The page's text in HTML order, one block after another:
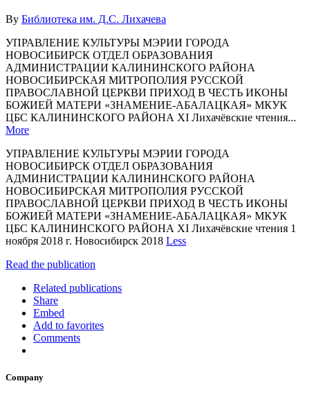
By Библиотека им. Д.С. Лихачева
УПРАВЛЕНИЕ КУЛЬТУРЫ МЭРИИ ГОРОДА
НОВОСИБИРСК ОТДЕЛ ОБРАЗОВАНИЯ
АДМИНИСТРАЦИИ КАЛИНИНСКОГО РАЙОНА
НОВОСИБИРСКАЯ МИТРОПОЛИЯ РУССКОЙ
ПРАВОСЛАВНОЙ ЦЕРКВИ ПРИХОД В ЧЕСТЬ ИКОНЫ
БОЖИЕЙ МАТЕРИ «ЗНАМЕНИЕ-АБАЛАЦКАЯ» МКУК
ЦБС КАЛИНИНСКОГО РАЙОНА XI Лихачёвские чтения...
More
УПРАВЛЕНИЕ КУЛЬТУРЫ МЭРИИ ГОРОДА
НОВОСИБИРСК ОТДЕЛ ОБРАЗОВАНИЯ
АДМИНИСТРАЦИИ КАЛИНИНСКОГО РАЙОНА
НОВОСИБИРСКАЯ МИТРОПОЛИЯ РУССКОЙ
ПРАВОСЛАВНОЙ ЦЕРКВИ ПРИХОД В ЧЕСТЬ ИКОНЫ
БОЖИЕЙ МАТЕРИ «ЗНАМЕНИЕ-АБАЛАЦКАЯ» МКУК
ЦБС КАЛИНИНСКОГО РАЙОНА XI Лихачёвские чтения 1
ноября 2018 г. Новосибирск 2018 Less
Read the publication
Related publications
Share
Embed
Add to favorites
Comments
Company